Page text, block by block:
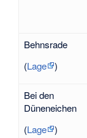
Behnsrade
(Lage )
Bei den
Düneneichen
(Lage )